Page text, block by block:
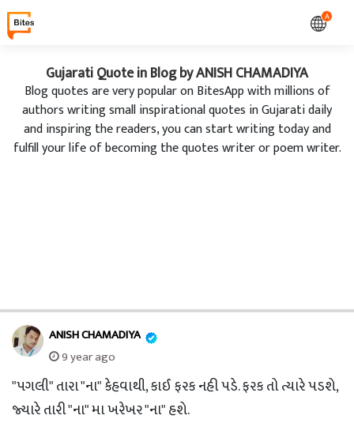
A
Gujarati Quote in Blog by ANISH CHAMADIYA
Blog quotes are very popular on BitesApp with millions of
authors writing small inspirational quotes in Gujarati daily
and inspiring the readers, you can start writing today and
fulfill your life of becoming the quotes writer or poem writer.
ANISH CHAMADIYA
9 year ago
"પગલી" તારા "ના" કેહવાથી, કાઈ ફરક નહી પડે. ફરક તો ત્યારે પડશે,
જ્યારે તારી "ના" મા ખરેખર "ના" હશે.